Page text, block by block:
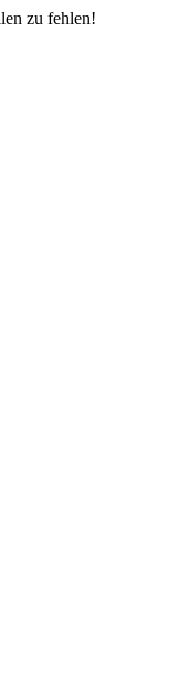
zu fehlen!